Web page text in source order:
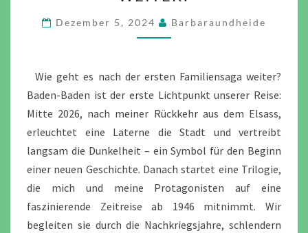
DER
ERSTEN
WEITER?
Dezember 5, 2024 Barbaraundheide
Wie geht es nach der ersten Familiensaga weiter?
Baden-Baden ist der erste Lichtpunkt unserer Reise:
Mitte 2026, nach meiner Rückkehr aus dem Elsass,
erleuchtet eine Laterne die Stadt und vertreibt
langsam die Dunkelheit – ein Symbol für den Beginn
einer neuen Geschichte. Danach startet eine Trilogie,
die mich und meine Protagonisten auf eine
faszinierende Zeitreise ab 1946 mitnimmt. Wir
begleiten sie durch die Nachkriegsjahre, schlendern